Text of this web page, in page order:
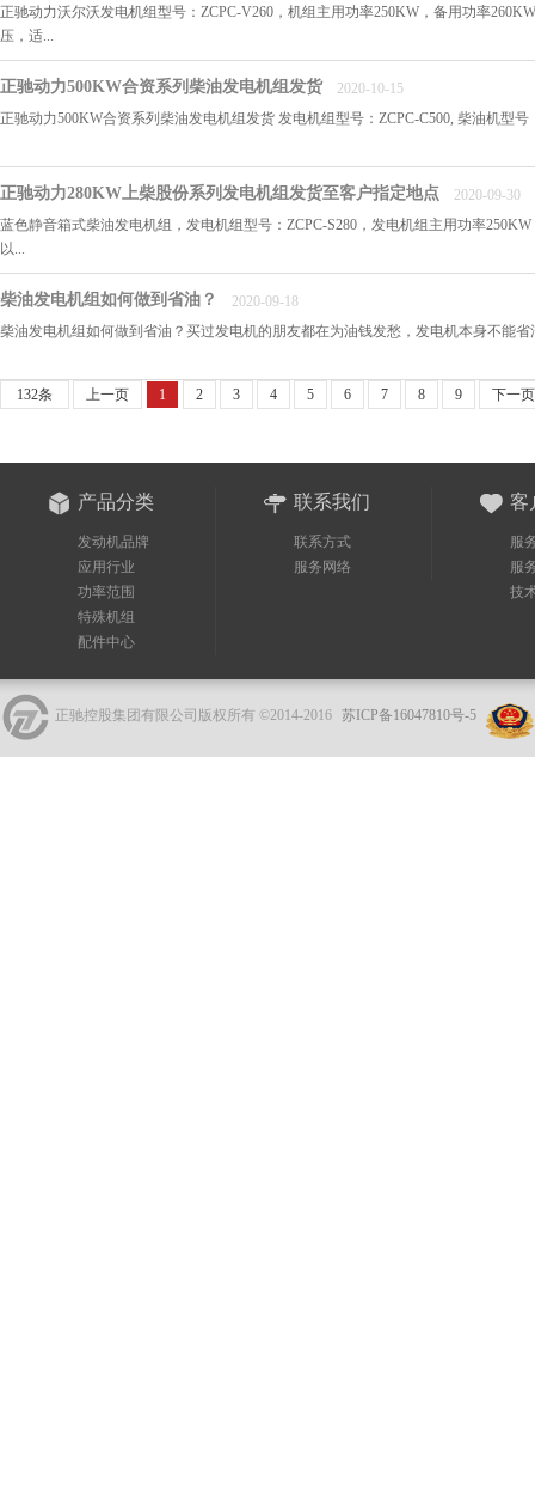
正驰动力沃尔沃发电机组型号：ZCPC-V260，机组主用功率250KW，备用功率
压，适...
正驰动力500KW合资系列柴油发电机组发货
2020-10-15
正驰动力500KW合资系列柴油发电机组发货 发电机组型号：ZCPC-C500, 柴油机型
正驰动力280KW上柴股份系列发电机组发货至客户指定地点
2020-09-30
蓝色静音箱式柴油发电机组，发电机组型号：ZCPC-S280，发电机组主用功率
以...
柴油发电机组如何做到省油？
2020-09-18
柴油发电机组如何做到省油？买过发电机的朋友都在为油钱发愁，发电机本身不能
132条 上一页 1 2 3 4 5 6 7 8 9 下一页
产品分类
发动机品牌
应用行业
功率范围
特殊机组
配件中心
联系我们
联系方式
服务网络
客
服
服
技
正驰控股集团有限公司版权所有 ©2014-2016 苏ICP备16047810号-5